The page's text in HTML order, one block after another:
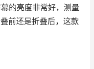
的亮度非常好，测量
前还是折叠后，这款